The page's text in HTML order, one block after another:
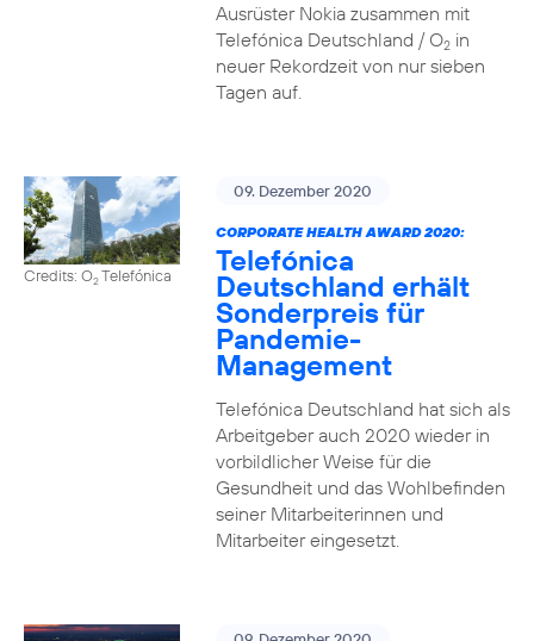
Ausrüster Nokia zusammen mit
Telefónica Deutschland / O2in
neuer Rekordzeit von nur sieben
Tagen auf.
Credits: O2Telefónica
09. Dezember 2020
CORPORATE HEALTH AWARD 2020:
Telefónica
Deutschland erhält
Sonderpreis für
Pandemie-
Management
Telefónica Deutschland hat sich als
Arbeitgeber auch 2020 wieder in
vorbildlicher Weise für die
Gesundheit und das Wohlbefinden
seiner Mitarbeiterinnen und
Mitarbeiter eingesetzt.